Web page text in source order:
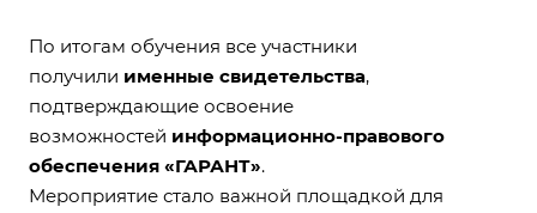
По итогам обучения все участники
получили именные свидетельства,
подтверждающие освоение
возможностей информационно-правового
обеспечения «ГАРАНТ».
Мероприятие стало важной площадкой для